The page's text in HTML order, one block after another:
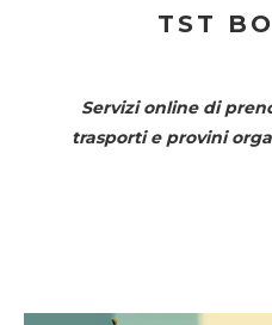
TST
Servizi online di
trasporti e provini